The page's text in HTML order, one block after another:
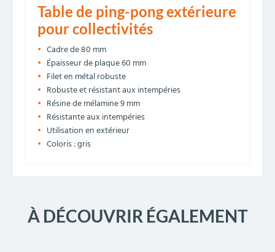
Table de ping-pong extérieure
pour collectivités
Cadre de 80 mm
Épaisseur de plaque 60 mm
Filet en métal robuste
Robuste et résistant aux intempéries
Résine de mélamine 9 mm
Résistante aux intempéries
Utilisation en extérieur
Coloris : gris
À DÉCOUVRIR ÉGALEMENT